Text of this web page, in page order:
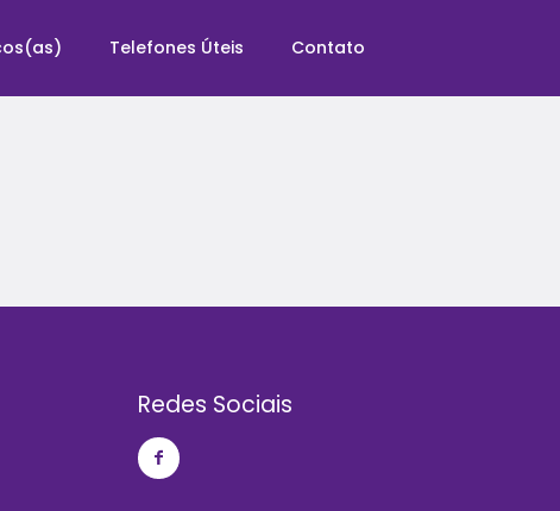
Telefones Úteis Contato
Redes Sociais